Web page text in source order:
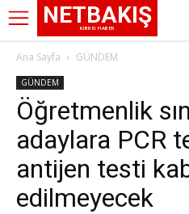
NETBAKIŞ
KIBRIS HABER
Ana Sayfa GÜNDEM
GÜNDEM
Öğretmenlik
adaylara PCR
antijen testi
edilmeyecek